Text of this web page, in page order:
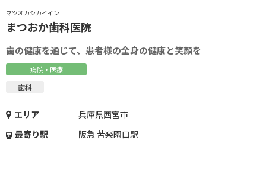
マツオカシカイイン
まつおか歯科医院
歯の健康を通じて、患者様の全身の健康と笑顔を
病院・医療
歯科
エリア
兵庫県西宮市
最寄り駅
阪急 苦楽園口駅